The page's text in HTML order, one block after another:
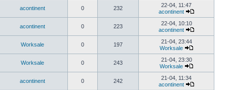
acontinent 0 232
22-04, 11:47
acontinent
acontinent 0 223
22-04, 10:10
acontinent
Worksale 0 197
21-04, 23:44
Worksale
Worksale 0 243
21-04, 23:30
Worksale
acontinent 0 242
21-04, 11:34
acontinent